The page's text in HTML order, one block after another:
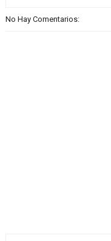
No Hay Comentarios: